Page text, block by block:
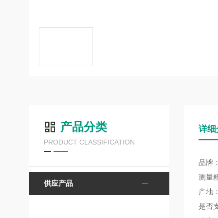
产品分类
PRODUCT CLASSIFICATION
供应产品
详细
品牌
测量
产地
是否